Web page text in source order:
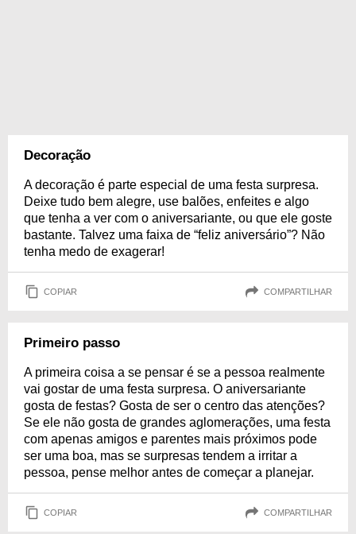
Decoração
A decoração é parte especial de uma festa surpresa.
Deixe tudo bem alegre, use balões, enfeites e algo
que tenha a ver com o aniversariante, ou que ele goste
bastante. Talvez uma faixa de “feliz aniversário”? Não
tenha medo de exagerar!
COPIAR COMPARTILHAR
Primeiro passo
A primeira coisa a se pensar é se a pessoa realmente
vai gostar de uma festa surpresa. O aniversariante
gosta de festas? Gosta de ser o centro das atenções?
Se ele não gosta de grandes aglomerações, uma festa
com apenas amigos e parentes mais próximos pode
ser uma boa, mas se surpresas tendem a irritar a
pessoa, pense melhor antes de começar a planejar.
COPIAR COMPARTILHAR